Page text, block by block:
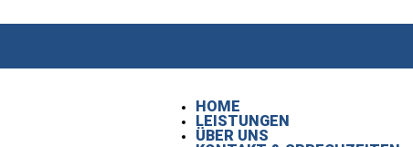
HOME
LEISTUNGEN
ÜBER UNS